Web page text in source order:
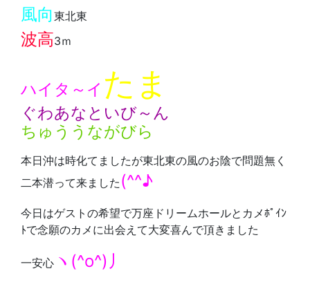
風向東北東
波高3ｍ
ハイタ～イ たま
ぐわあなといび～ん
ちゅううながびら
本日沖は時化てましたが東北東の風のお陰で問題無く
二本潜って来ました (^^♪
今日はゲストの希望で万座ドリームホールとカメﾎﾟｲﾝ
ﾄで念願のカメに出会えて大変喜んで頂きました
一安心 ヽ(^o^)丿